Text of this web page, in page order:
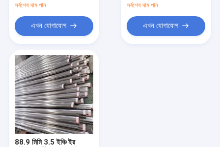
316L স্টেইনলেস স্টিল পাইপ
304 স্টেইনলেস স্টিল পাইপ
স্টেইনলেস স্টিল ঝালাই পাইপ
বিজোড় এস এস পাইপ
স্টেইনলেস স্টিল ধাতু শীট
সর্বশেষ দাম পান
এখন যোগাযোগ
সর্বশেষ দাম পান
এখন যোগাযোগ
88.9 মিমি 3.5 ইঞ্চি ইর